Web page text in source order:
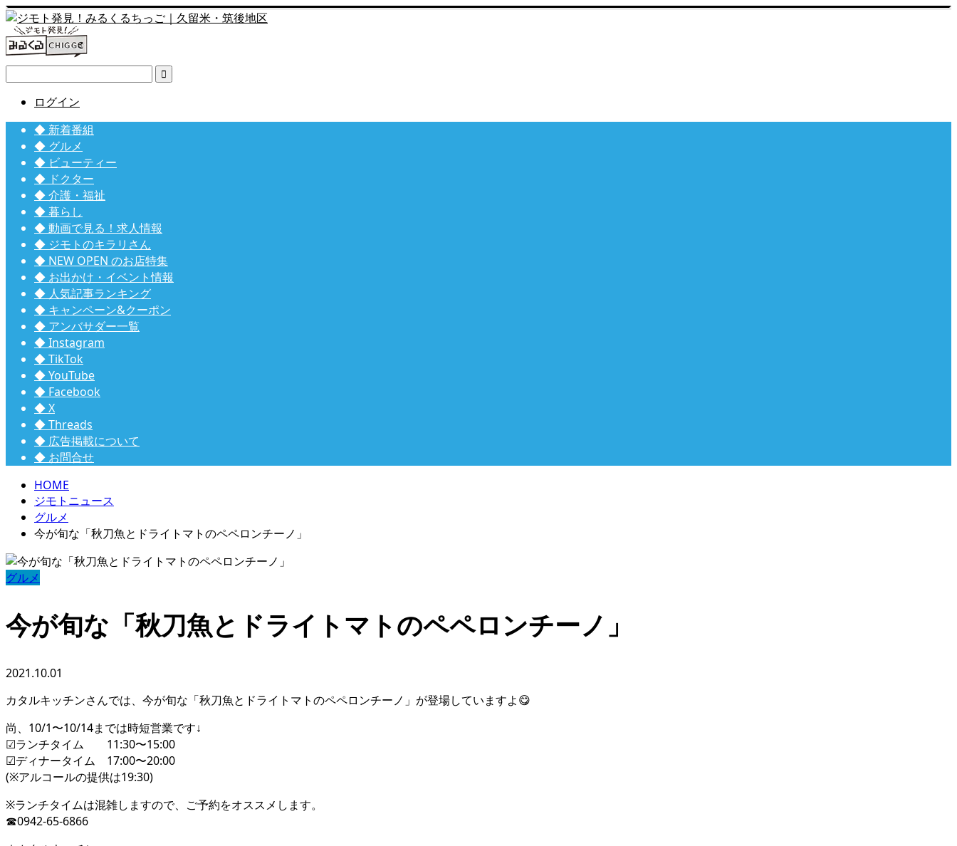

ログイン
◆ 新着番組
◆ グルメ
◆ ビューティー
◆ ドクター
◆ 介護・福祉
◆ 暮らし
◆ 動画で見る！求人情報
◆ ジモトのキラリさん
◆ NEW OPEN のお店特集
◆ お出かけ・イベント情報
◆ 人気記事ランキング
◆ キャンペーン&クーポン
◆ アンバサダー一覧
◆ Instagram
◆ TikTok
◆ YouTube
◆ Facebook
◆ X
◆ Threads
◆ 広告掲載について
◆ お問合せ
HOME
ジモトニュース
グルメ
今が旬な「秋刀魚とドライトマトのペペロンチーノ」
グルメ
今が旬な「秋刀魚とドライトマトのペペロンチーノ」
2021.10.01
カタルキッチンさんでは、今が旬な「秋刀魚とドライトマトのペペロンチーノ」が登場していますよ😋
尚、10/1〜10/14までは時短営業です↓
☑︎ランチタイム 11:30〜15:00
☑︎ディナータイム 17:00〜20:00
(※アルコールの提供は19:30)
※ランチタイムは混雑しますので、ご予約をオススメします。
☎︎0942-65-6866